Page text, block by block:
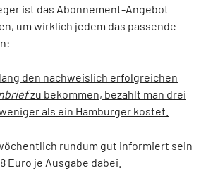
ist das Abonnement-Angebot
um wirklich jedem das passende
den nachweislich erfolgreichen
zu bekommen, bezahlt man drei
als ein Hamburger kostet.
rundum gut informiert sein
Euro je Ausgabe dabei.